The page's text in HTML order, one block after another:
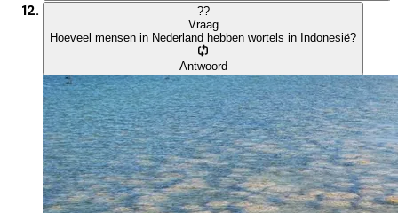
??
Vraag
Hoeveel mensen in Nederland hebben wortels in Indonesië?
Antwoord